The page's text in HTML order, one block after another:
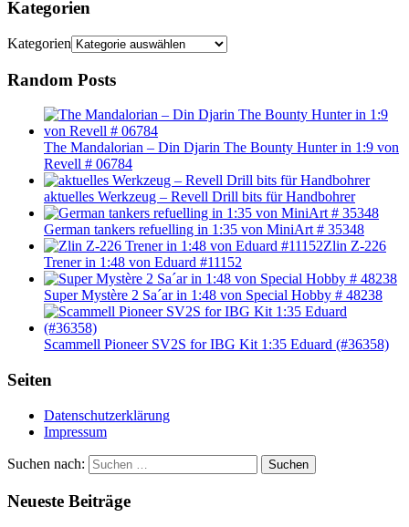
Kategorien
Kategorien
Random Posts
The Mandalorian – Din Djarin The Bounty Hunter in 1:9 von
Revell # 06784
aktuelles Werkzeug – Revell Drill bits für Handbohrer
German tankers refuelling in 1:35 von MiniArt # 35348
Zlin Z-226
Trener in 1:48 von Eduard #11152
Super Mystère 2 Sa´ar in 1:48 von Special Hobby # 48238
Scammell Pioneer SV2S for IBG Kit 1:35 Eduard (#36358)
Seiten
Datenschutzerklärung
Impressum
Suchen nach: Suchen
Neueste Beiträge